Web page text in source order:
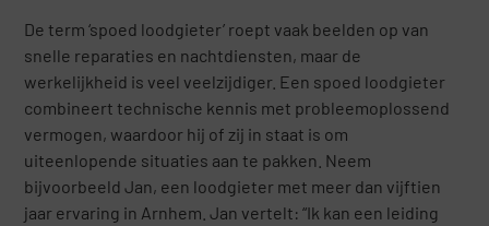
De term ‘spoed loodgieter’ roept vaak beelden op van
snelle reparaties en nachtdiensten, maar de
werkelijkheid is veel veelzijdiger. Een spoed loodgieter
combineert technische kennis met probleemoplossend
vermogen, waardoor hij of zij in staat is om
uiteenlopende situaties aan te pakken. Neem
bijvoorbeeld Jan, een loodgieter met meer dan vijftien
jaar ervaring in Arnhem. Jan vertelt: “Ik kan een leiding